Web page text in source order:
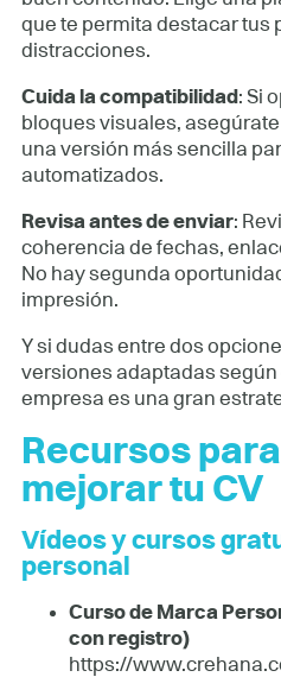
que te permita destacar tus
distracciones.
Cuida la compatibilidad : Si
bloques visuales,
una versión más sencilla
automatizados.
Revisa antes de enviar:
coherencia de fechas,
No hay segunda
impresión.
Y si dudas entre dos
versiones adaptadas según
empresa es una gran
Recursos
mejorar tu CV
Vídeos y cursos
personal
Curso de Marca
con registro)
https://